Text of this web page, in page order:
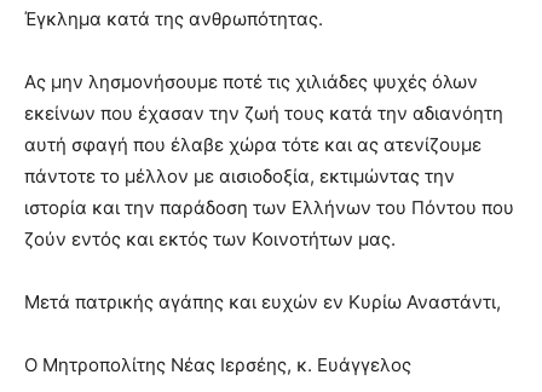
Έγκληµα κατά της ανθρωπότητας.
Ας µην λησµονήσουµε ποτέ τις χιλιάδες ψυχές όλων
εκείνων που έχασαν την ζωή τους κατά την αδιανόητη
αυτή σφαγή που έλαβε χώρα τότε και ας ατενίζουµε
πάντοτε το µέλλον µε αισιοδοξία, εκτιµώντας την
ιστορία και την παράδοση των Ελλήνων του Πόντου που
ζούν εντός και εκτός των Κοινοτήτων µας.
Μετά πατρικής αγάπης και ευχών εν Κυρίω Αναστάντι,
Ο Μητροπολίτης Νέας Ιερσέης, κ. Ευάγγελος